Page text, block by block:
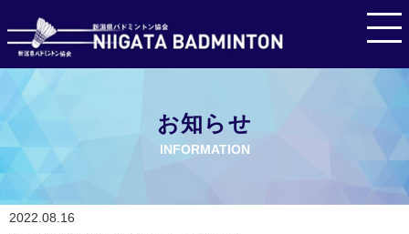
お知らせ
INFORMATION
2022.08.16